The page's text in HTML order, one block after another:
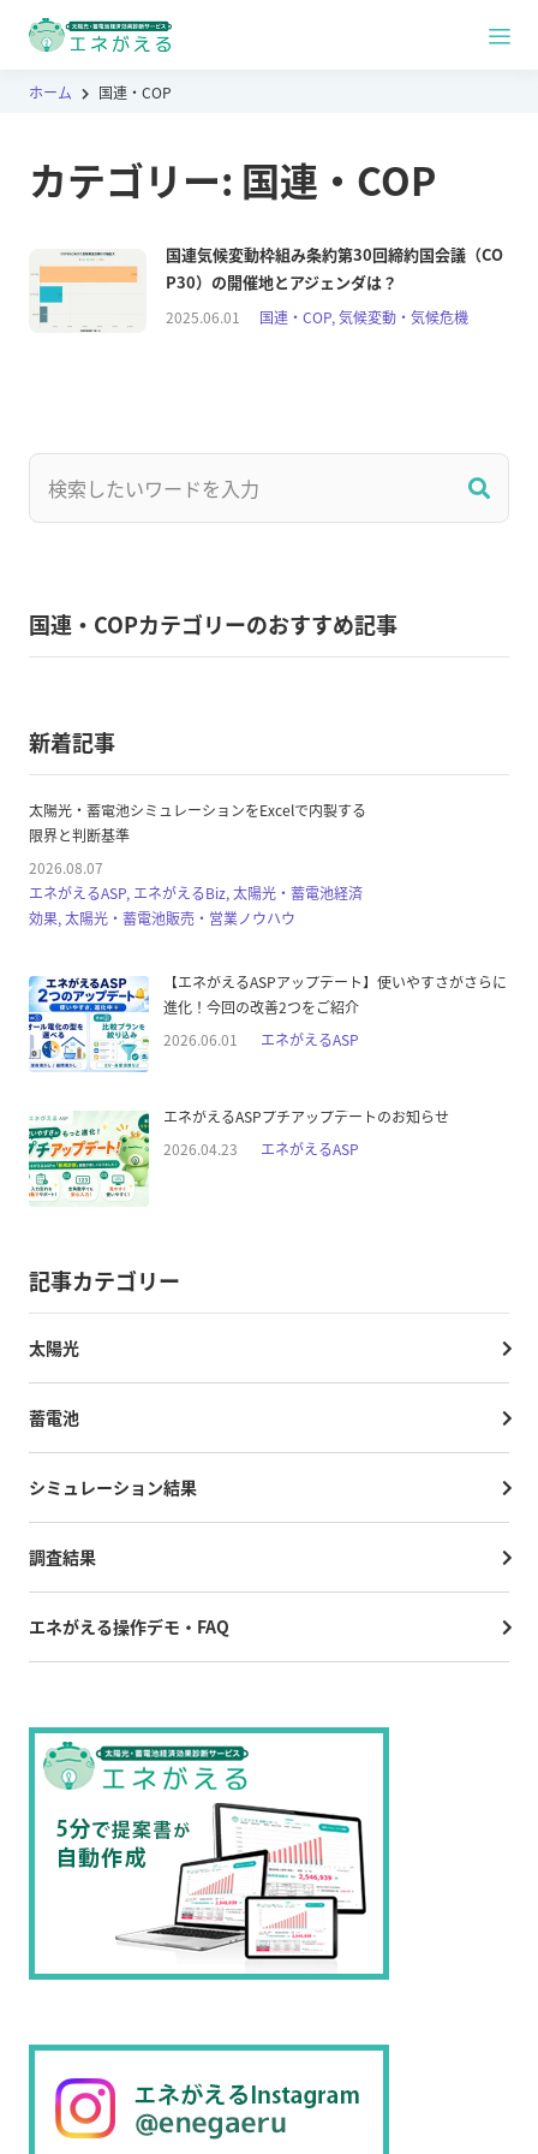
ホーム 国連・COP
カテゴリー: 国連・COP
国連気候変動枠組み条約第30回締約国会議（CO
P30）の開催地とアジェンダは？
2025.06.01 国連・COP, 気候変動・気候危機
国連・COPカテゴリーのおすすめ記事
新着記事
太陽光・蓄電池シミュレーションをExcelで内製する
限界と判断基準
2026.08.07
エネがえるASP, エネがえるBiz, 太陽光・蓄電池経済
効果, 太陽光・蓄電池販売・営業ノウハウ
【エネがえるASPアップデート】使いやすさがさらに
進化！今回の改善2つをご紹介
2026.06.01
エネがえるASP
エネがえるASPプチアップデートのお知らせ
2026.04.23
エネがえるASP
記事カテゴリー
太陽光
蓄電池
シミュレーション結果
調査結果
エネがえる操作デモ・FAQ